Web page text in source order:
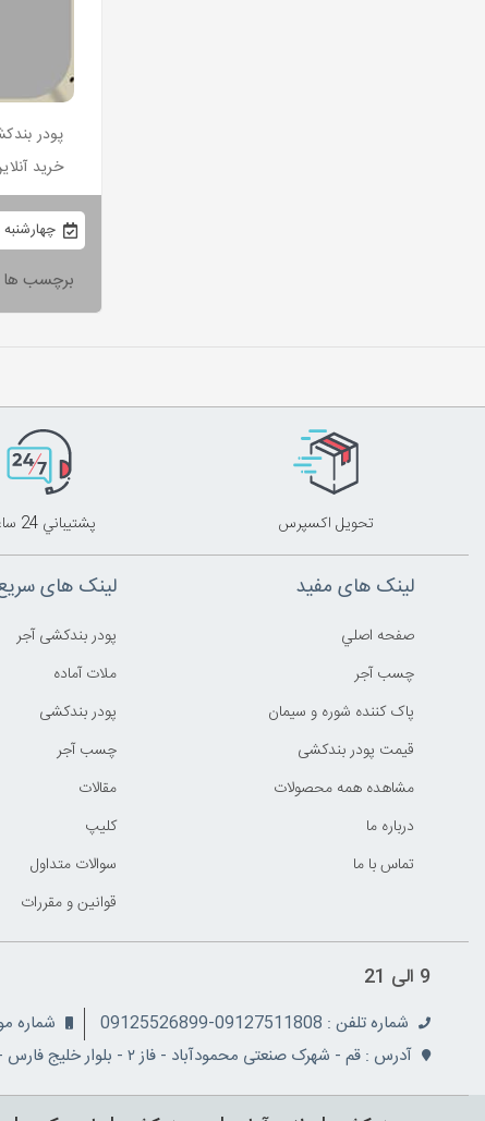
پودر
خرید
چهارشنبه 24 آذر 1400
برچسب ها
تحويل اکسپرس پشتيباني 24 ساعته
لینک های مفید
صفحه اصلي
چسب آجر
پاک کننده شوره و سیمان
قیمت پودر بندکشی
مشاهده همه محصولات
درباره ما
تماس با ما
لینک های
پودر بندکشی آجر
ملات آماده
پودر بندکشی
چسب آجر
مقالات
کليپ
سوالات متداول
قوانين و مقررات
9 الی 21
شماره تلفن : 09127511808-09125526899
شماره موبایل:
آدرس : قم - شهرک صنعتی محمودآباد - فاز ۲ - بلوار خلیج فارس - نبش کوچه ۵